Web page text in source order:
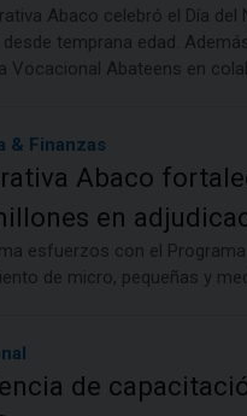
Abaco celebró el Día
temprana edad.
Vocacional Abateens en
& Finanzas
Abaco
en
esfuerzos con el
de micro, pequeñas y
de